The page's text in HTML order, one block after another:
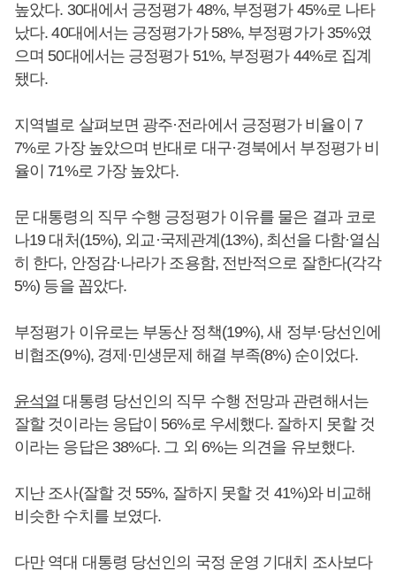
높았다. 30대에서 긍정평가 48%, 부정평가 45%로 나타
났다. 40대에서는 긍정평가가 58%, 부정평가가 35%였
으며 50대에서는 긍정평가 51%, 부정평가 44%로 집계
됐다.
지역별로 살펴보면 광주·전라에서 긍정평가 비율이 7
7%로 가장 높았으며 반대로 대구·경북에서 부정평가 비
율이 71%로 가장 높았다.
문 대통령의 직무 수행 긍정평가 이유를 물은 결과 코로
나19 대처(15%), 외교·국제관계(13%), 최선을 다함·열심
히 한다, 안정감·나라가 조용함, 전반적으로 잘한다(각각
5%) 등을 꼽았다.
부정평가 이유로는 부동산 정책(19%), 새 정부·당선인에
비협조(9%), 경제·민생문제 해결 부족(8%) 순이었다.
윤석열 대통령 당선인의 직무 수행 전망과 관련해서는
잘할 것이라는 응답이 56%로 우세했다. 잘하지 못할 것
이라는 응답은 38%다. 그 외 6%는 의견을 유보했다.
지난 조사(잘할 것 55%, 잘하지 못할 것 41%)와 비교해
비슷한 수치를 보였다.
다만 역대 대통령 당선인의 국정 운영 기대치 조사보다